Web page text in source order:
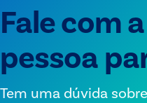
Fale com
pessoa
Tem uma dúvida